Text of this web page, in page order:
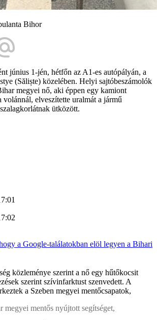
Bihor
június 1-jén, hétfőn az A1-es autópályán, a
(Săliște) közelében. Helyi sajtóbeszámolók
megyei nő, aki éppen egy kamiont
volánnál, elveszítette uralmát a jármű
ütközött.
a Google-találatokban elöl legyen a Bihari
közleménye szerint a nő egy hűtőkocsit
szerint szívinfarktust szenvedett. A
a Szeben megyei mentőcsapatok,
megyei mentős nyújtott segítséget,